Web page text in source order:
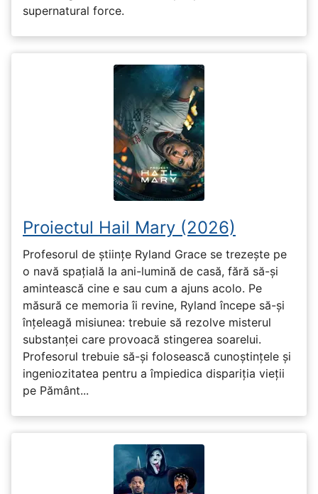
supernatural force.
Proiectul Hail Mary (2026)
Profesorul de științe Ryland Grace se trezește pe
o navă spațială la ani-lumină de casă, fără să-și
amintească cine e sau cum a ajuns acolo. Pe
măsură ce memoria îi revine, Ryland începe să-și
înțeleagă misiunea: trebuie să rezolve misterul
substanței care provoacă stingerea soarelui.
Profesorul trebuie să-și folosească cunoștințele și
ingeniozitatea pentru a împiedica dispariția vieții
pe Pământ...